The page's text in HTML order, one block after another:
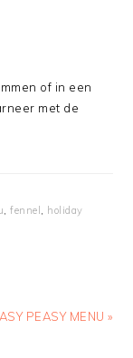
of in een
met de
,fennel , holiday
PEASY MENU »